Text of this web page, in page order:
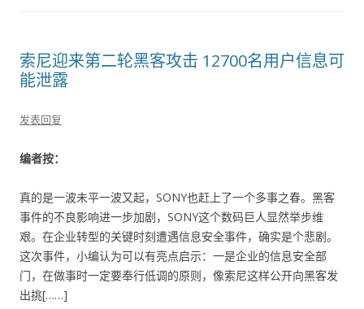
索尼迎来第二轮黑客攻击 12700名用户信息可
能泄露
发表回复
编者按：
真的是一波未平一波又起，SONY也赶上了一个多事之春。黑客
事件的不良影响进一步加剧，SONY这个数码巨人显然举步维
艰。在企业转型的关键时刻遭遇信息安全事件，确实是个悲剧。
这次事件，小编认为可以有亮点启示：一是企业的信息安全部
门，在做事时一定要奉行低调的原则，像索尼这样公开向黑客发
出挑[……]